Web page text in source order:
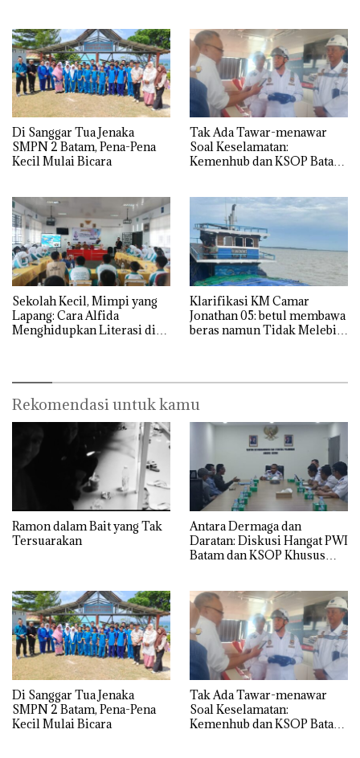
Di Sanggar Tua Jenaka
SMPN 2 Batam, Pena-Pena
Kecil Mulai Bicara
Tak Ada Tawar-menawar
Soal Keselamatan:
Kemenhub dan KSOP Batam
Sekolah Kecil, Mimpi yang
Lapang: Cara Alfida
Menghidupkan Literasi di
Klarifikasi KM Camar
Jonathan 05: betul membawa
beras namun Tidak Melebihi
Rekomendasi untuk kamu
Ramon dalam Bait yang Tak
Tersuarakan
Antara Dermaga dan
Daratan: Diskusi Hangat PWI
Batam dan KSOP Khusus
Di Sanggar Tua Jenaka
SMPN 2 Batam, Pena-Pena
Kecil Mulai Bicara
Tak Ada Tawar-menawar
Soal Keselamatan:
Kemenhub dan KSOP Batam